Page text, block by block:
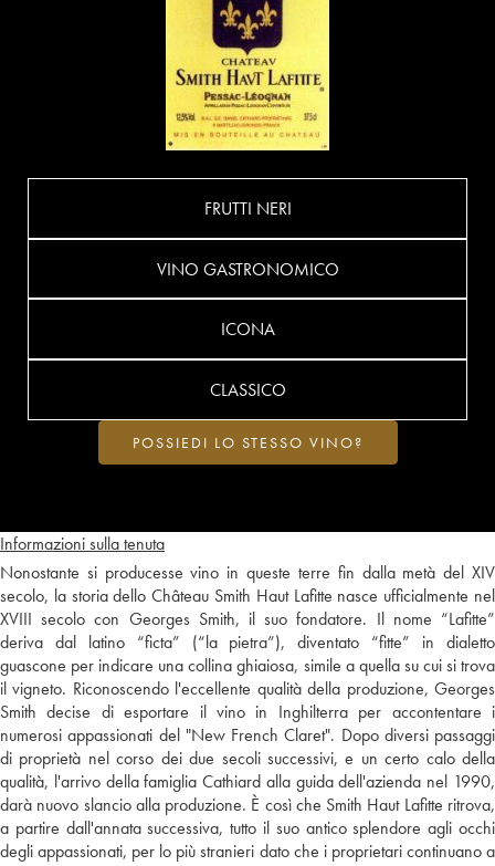
Informazioni sulla tenuta
Nonostante si producesse vino in queste terre fin dalla metà del XIV
secolo, la storia dello Château Smith Haut Lafitte nasce ufficialmente nel
XVIII secolo con Georges Smith, il suo fondatore. Il nome “Lafitte”
deriva dal latino “ficta” (“la pietra”), diventato “fitte” in dialetto
guascone per indicare una collina ghiaiosa, simile a quella su cui si trova
il vigneto. Riconoscendo l'eccellente qualità della produzione, Georges
Smith decise di esportare il vino in Inghilterra per accontentare i
numerosi appassionati del "New French Claret". Dopo diversi passaggi
di proprietà nel corso dei due secoli successivi, e un certo calo della
qualità, l'arrivo della famiglia Cathiard alla guida dell'azienda nel 1990,
darà nuovo slancio alla produzione. È così che Smith Haut Lafitte ritrova,
a partire dall'annata successiva, tutto il suo antico splendore agli occhi
degli appassionati, per lo più stranieri dato che i proprietari continuano a
FRUTTI NERI
VINO GASTRONOMICO
ICONA
CLASSICO
POSSIEDI LO STESSO VINO?